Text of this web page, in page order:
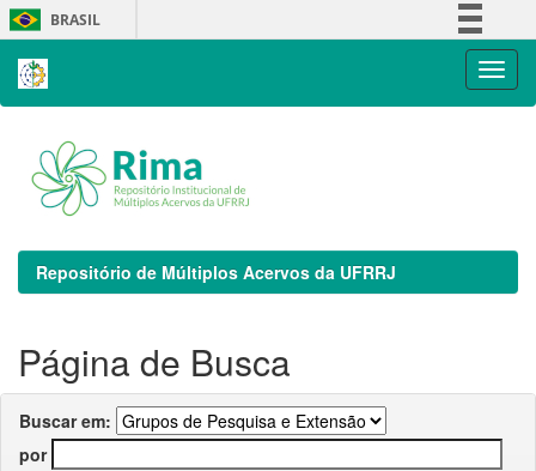
Skip
navigation
BRASIL
Repositório de Múltiplos Acervos da UFRRJ
Página de Busca
Buscar em:
por